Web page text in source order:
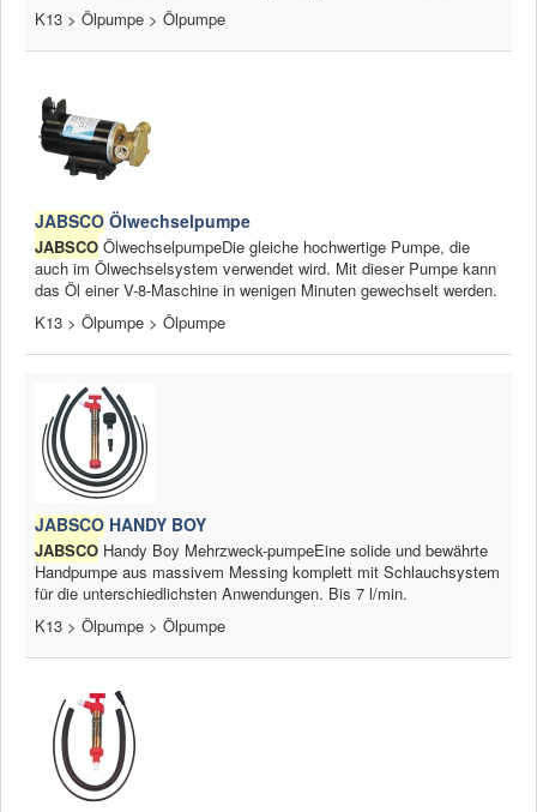
K13 > Ölpumpe > Ölpumpe
JABSCO Ölwechselpumpe
JABSCO ÖlwechselpumpeDie gleiche hochwertige Pumpe, die
auch im Ölwechselsystem verwendet wird. Mit dieser Pumpe kann
das Öl einer V-8-Maschine in wenigen Minuten gewechselt werden.
K13 > Ölpumpe > Ölpumpe
JABSCO HANDY BOY
JABSCO Handy Boy Mehrzweck-pumpeEine solide und bewährte
Handpumpe aus massivem Messing komplett mit Schlauchsystem
für die unterschiedlichsten Anwendungen. Bis 7 l/min.
K13 > Ölpumpe > Ölpumpe